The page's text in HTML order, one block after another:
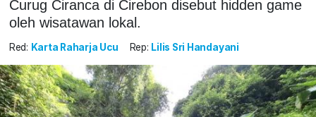
Curug Ciranca di Cirebon disebut hidden game
oleh wisatawan lokal.
Red: Karta Raharja Ucu Rep: Lilis Sri Handayani